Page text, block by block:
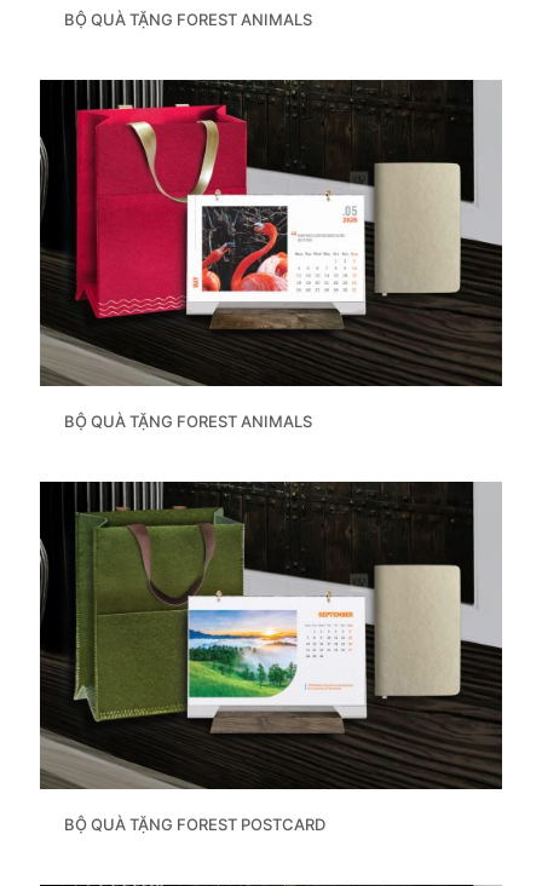
BỘ QUÀ TẶNG FOREST ANIMALS
BỘ QUÀ TẶNG FOREST ANIMALS
BỘ QUÀ TẶNG FOREST POSTCARD